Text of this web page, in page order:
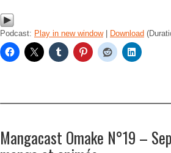
Podcast: Play in new window| Download
Mangacast Omake N°19 –